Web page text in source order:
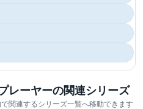
レーヤーの関連シリーズ
関連するシリーズ一覧へ移動できます